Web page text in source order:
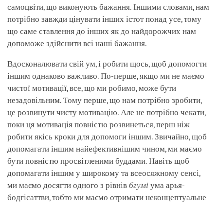
самоцвіти, що виконують бажання. Іншими словами, нам
потрібно завжди цінувати інших істот понад усе, тому
що саме ставлення до інших як до найдорожчих нам
допоможе здійснити всі наші бажання.
Вдосконалювати свій ум, і робити щось, щоб допомогти
іншим однаково важливо. По-перше, якщо ми не маємо
чистої мотивації, все, що ми робимо, може бути
незадовільним. Тому перше, що нам потрібно зробити,
це розвинути чисту мотивацію. Але не потрібно чекати,
поки ця мотивація повністю розвинеться, перш ніж
робити якісь кроки для допомоги іншим. Звичайно, щоб
допомагати іншим найефективнішим чином, ми маємо
бути повністю просвітленими буддами. Навіть щоб
допомагати іншим у широкому та всеосяжному сенсі,
ми маємо досягти одного з рівнів бгумі ума арья-
бодгісаттви, тобто ми маємо отримати неконцептуальне